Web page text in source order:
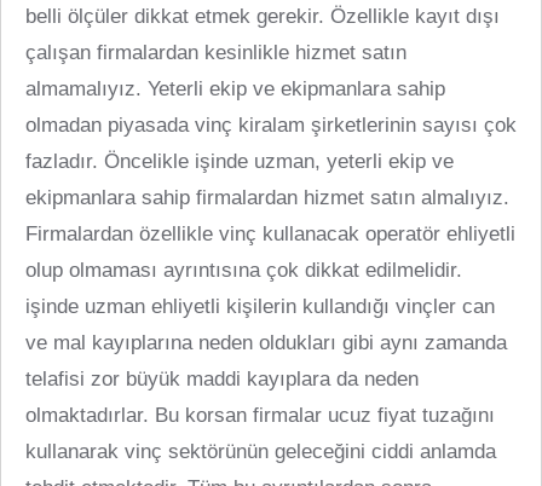
belli ölçüler dikkat etmek gerekir. Özellikle kayıt dışı
çalışan firmalardan kesinlikle hizmet satın
almamalıyız. Yeterli ekip ve ekipmanlara sahip
olmadan piyasada vinç kiralam şirketlerinin sayısı çok
fazladır. Öncelikle işinde uzman, yeterli ekip ve
ekipmanlara sahip firmalardan hizmet satın almalıyız.
Firmalardan özellikle vinç kullanacak operatör ehliyetli
olup olmaması ayrıntısına çok dikkat edilmelidir.
işinde uzman ehliyetli kişilerin kullandığı vinçler can
ve mal kayıplarına neden oldukları gibi aynı zamanda
telafisi zor büyük maddi kayıplara da neden
olmaktadırlar. Bu korsan firmalar ucuz fiyat tuzağını
kullanarak vinç sektörünün geleceğini ciddi anlamda